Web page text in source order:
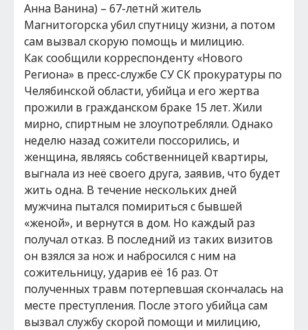
Анна Ванина) – 67-летнй житель
Магнитогорска убил спутницу жизни, а потом
сам вызвал скорую помощь и милицию.
Как сообщили корреспонденту «Нового
Региона» в пресс-службе СУ СК прокуратуры по
Челябинской области, убийца и его жертва
прожили в гражданском браке 15 лет. Жили
мирно, спиртным не злоупотребляли. Однако
неделю назад сожители поссорились, и
женщина, являясь собственницей квартиры,
выгнала из неё своего друга, заявив, что будет
жить одна. В течение нескольких дней
мужчина пытался помириться с бывшей
«женой», и вернутся в дом. Но каждый раз
получал отказ. В последний из таких визитов
он взялся за нож и набросился с ним на
сожительницу, ударив её 16 раз. От
полученных травм потерпевшая скончалась на
месте преступления. После этого убийца сам
вызвал службу скорой помощи и милицию,